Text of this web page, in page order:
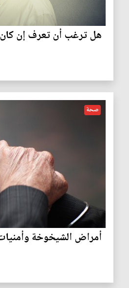
هل ترغب أن تعرف إن
صحة
أمراض الشيخوخة وأمنيات